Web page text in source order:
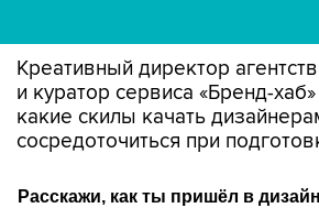
Креативный директор
и куратор сервиса «Бренд-
какие скилы качать
сосредоточиться при
Расскажи, как ты пришёл в